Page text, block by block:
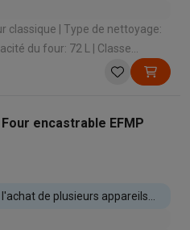
Type de nettoyage:
encastrable EFMP
de plusieurs appareils